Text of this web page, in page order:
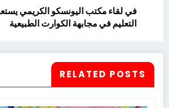
في لقاء مكتب
التعليم في مجابهة الكوارت الطبيعية
RELATED POSTS